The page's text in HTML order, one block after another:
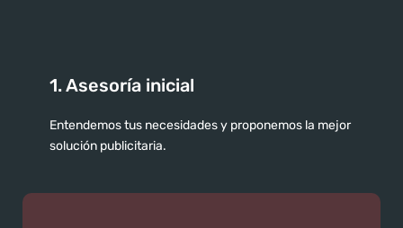
1. Asesoría inicial
Entendemos tus necesidades y proponemos la mejor
solución publicitaria.